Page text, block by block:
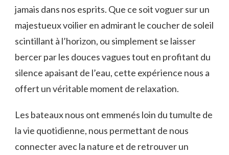
jamais dans nos esprits. Que ce soit ⁣voguer sur un
majestueux voilier en‌ admirant le coucher de soleil
scintillant à l’horizon, ‍ou simplement se laisser
bercer par les⁤ douces vagues tout​ en profitant du
silence apaisant‌ de l’eau, cette expérience nous a
⁤offert un véritable moment de relaxation.
Les bateaux nous ont emmenés loin du tumulte de
la vie quotidienne, nous permettant ⁣de nous
connecter avec la ​nature et de retrouver un